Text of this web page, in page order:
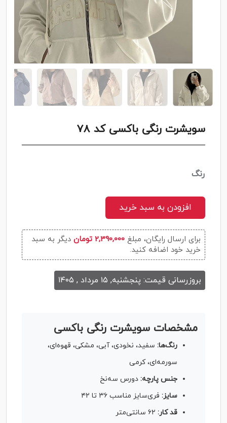
سویشرت رنگی باکسی کد 78
رنگ
افزودن به سبد خرید
برای ارسال رایگان، مبلغ 2,390,000 تومان
دیگر به سبد
خرید خود اضافه کنید.
بروزرسانی قیمت: پنجشنبه, ۱۵ مرداد , ۱۴۰۵
مشخصات سویشرت رنگی باکسی
رنگ‌ها: سفید، نخودی، آبی، مشکی، قهوه‌ای،
سورمه‌ای، کرمی
جنس پارچه: دورس سه‌نخ
سایز: فری‌سایز مناسب ۳۶ تا ۴۲
قد کار: